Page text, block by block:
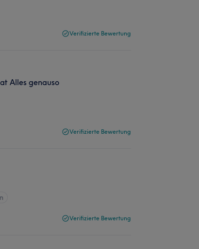
Verifizierte Bewertung
Alles genauso
Verifizierte Bewertung
Verifizierte Bewertung